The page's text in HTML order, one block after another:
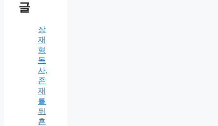
글
장
재
형
목
사,
존
재
를
뒤
흔